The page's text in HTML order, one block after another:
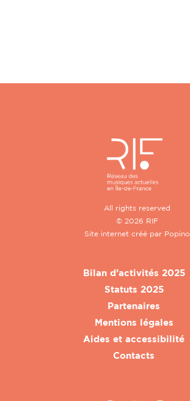
All rights reserved
© 2026 RIF
Site internet créé par Popino
Bilan d’activités 2025
Statuts 2025
Partenaires
Mentions légales
Aides et accessibilité
Contacts